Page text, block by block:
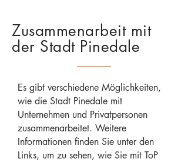
Zusammenarbeit mit
der Stadt Pinedale
Es gibt verschiedene Möglichkeiten,
wie die Stadt Pinedale mit
Unternehmen und Privatpersonen
zusammenarbeitet. Weitere
Informationen finden Sie unter den
Links, um zu sehen, wie Sie mit ToP